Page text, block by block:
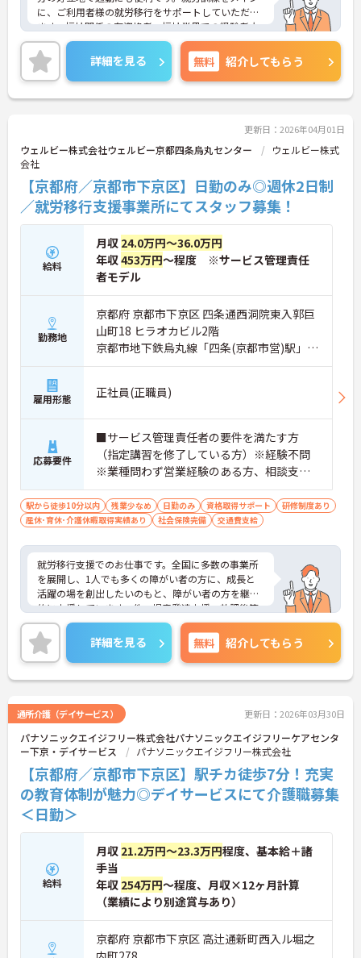
に、ご利用者様の就労移行をサポートしていただき
ます。福祉関係の有資格者・福祉業界での経験者大
歓迎！メリハリのある働き方を徹底しているため、
ワークライフバランスを重視する方におすすめの求
人です☆
ご興味ある方には、面接のポイントなど、さらに詳
細をお話致しますのでお気軽にご相談ください。
詳細を見る 無料 紹介してもらう
更新日：2026年04月01日
ウェルビー株式会社ウェルビー京都四条烏丸センター
ウェルビー株式
会社
【京都府／京都市下京区】日勤のみ◎週休2日制
／就労移行支援事業所にてスタッフ募集！
給料
月収 24.0万円～36.0万円
年収453万円～程度 ※サービス管理責任
者モデル
勤務地
京都府 京都市下京区 四条通西洞院東入郭巨
山町18 ヒラオカビル2階
京都市地下鉄烏丸線「四条(京都市営)駅」徒
歩5分
雇用形態 正社員(正職員)
応募要件
■サービス管理責任者の要件を満たす方
（指定講習を修了している方）※経験不問
※業種問わず営業経験のある方、相談支
援・直接支援の経験がある方歓迎
駅から徒歩10分以内 残業少なめ 日勤のみ 資格取得サポート
研修制度あり
産休･育休･介護休暇取得実績あり
社会保険完備 交通費支給
就労移行支援でのお仕事です。全国に多数の事業所
を展開し、1人でも多くの障がい者の方に、成長と
活躍の場を創出したいのもと、障がい者の方を継続
的に支援しています。他、児童発達支援、放課後等
デイサービスも展開しており安定感も抜群です。
ご興味ある方には、面接対策ポイントなど、さらに
詳細をお話しいたしますのでお気軽にご相談くださ
い！
詳細を見る 無料 紹介してもらう
通所介護（デイサービス） 更新日：2026年03月30日
パナソニックエイジフリー株式会社パナソニックエイジフリーケアセンタ
ー下京・デイサービス
パナソニックエイジフリー株式会社
【京都府／京都市下京区】駅チカ徒歩7分！充実
の教育体制が魅力◎デイサービスにて介護職募集
＜日勤＞
給料
月収 21.2万円～23.3万円程度、基本給＋諸
手当
年収 254万円～程度、月収×12ヶ月計算
（業績により別途賞与あり）
京都府 京都市下京区 高辻通新町西入ル堀之